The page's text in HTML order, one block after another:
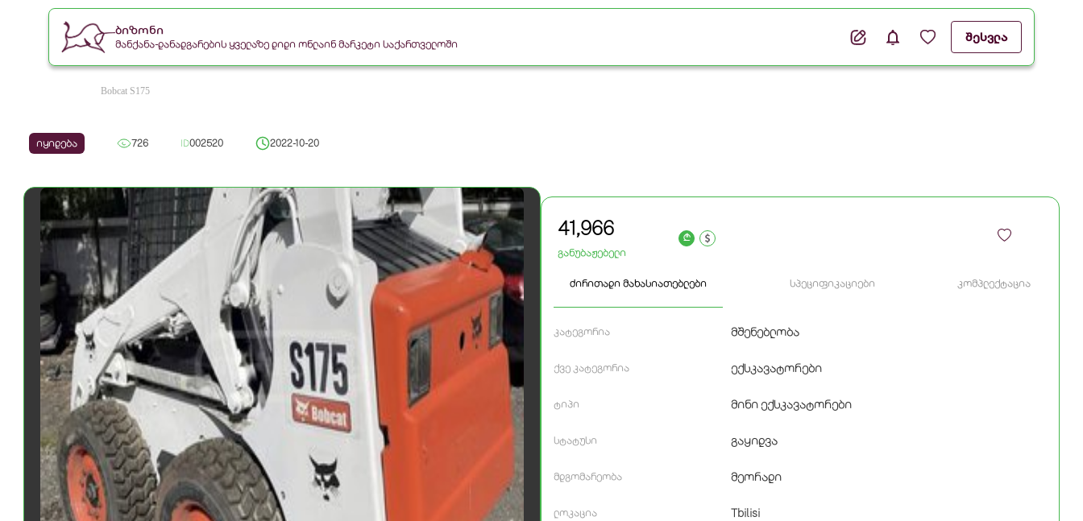
ბიზონი
მანქანა-დანადგარების ყველაზე დიდი ონლაინ მარკეტი საქართველოში
შესვლა
Bobcat S175
იყიდება 726 ID002520 2022-10-20
41,966
განუბაჟებელი
a
ძირითადი მახასიათებლები სპეციფიკაციები კომპლექტაცია
კატეგორია მშენებლობა
ქვე კატეგორია ექსკავატორები
ტიპი მინი ექსკავატორები
სტატუსი გაყიდვა
მდგომარეობა მეორადი
ლოკაცია Tbilisi